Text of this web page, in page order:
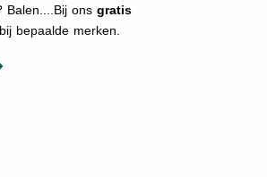
Balen....Bij ons gratis
bepaalde merken.